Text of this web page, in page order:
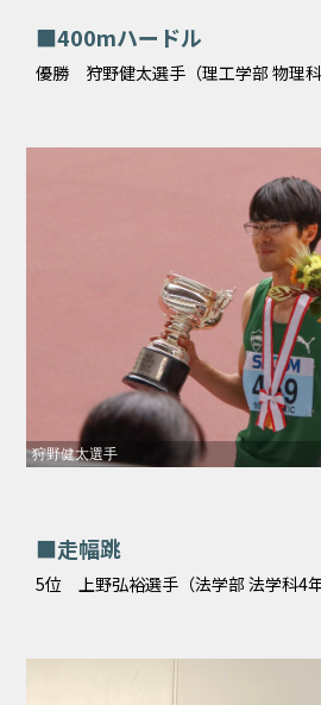
■400mハードル
優勝 狩野健太選手（理工学部 物理科
狩野健太選手
■走幅跳
5位 上野弘裕選手（法学部 法学科4年